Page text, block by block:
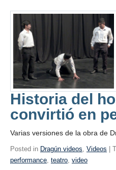
Historia del
convirtió en
Varias versiones de la obra de
Posted in Dragún videos, Videos |
performance, teatro, video